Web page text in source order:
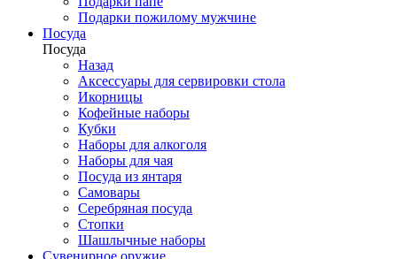
Подарки пожилому мужчине
Посуда
Посуда
Назад
Аксессуары для сервировки стола
Икорницы
Кофейные наборы
Кубки
Наборы для алкоголя
Наборы для чая
Посуда из янтаря
Самовары
Серебряная посуда
Стопки
Шашлычные наборы
Сувенирное оружие